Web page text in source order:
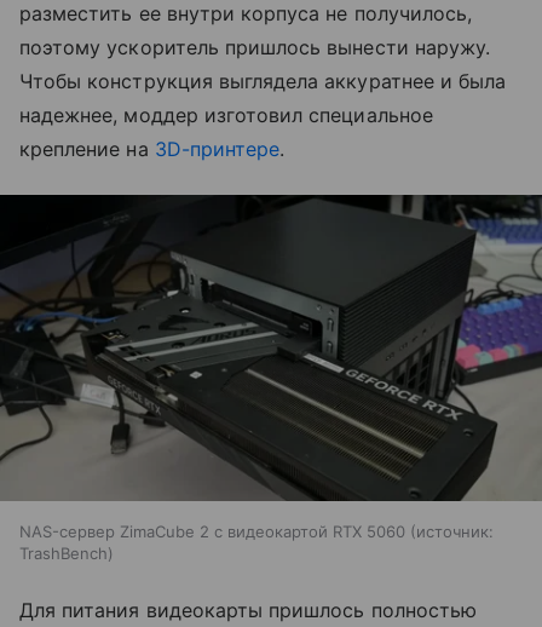
разместить ее внутри корпуса не получилось,
поэтому ускоритель пришлось вынести наружу.
Чтобы конструкция выглядела аккуратнее и была
надежнее, моддер изготовил специальное
крепление на 3D-принтере.
NAS-сервер ZimaCube 2 с видеокартой RTX 5060
источник:
TrashBench
Для питания видеокарты пришлось полностью